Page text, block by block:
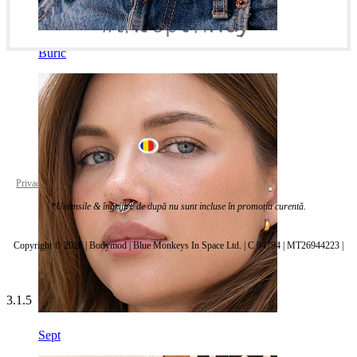
Buric
Sept
Romania
Privacy policy Cookie settings
*Ustensile & îngrijire de după nu sunt incluse în promoția curentă.
Copyright © 2026 | Bodymod | Blue Monkeys In Space Ltd. | C 94794 | MT26944223 |
3.1.5